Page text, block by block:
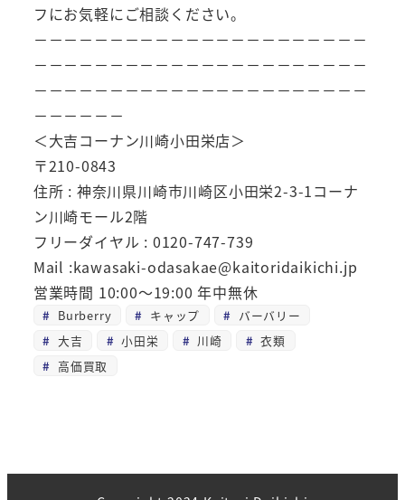
フにお気軽にご相談ください。
－－－－－－－－－－－－－－－－－－－－－－
－－－－－－－－－－－－－－－－－－－－－－
－－－－－－－－－－－－－－－－－－－－－－
－－－－－－
＜大吉コーナン川崎小田栄店＞
〒210-0843
住所 : 神奈川県川崎市川崎区小田栄2-3-1コーナ
ン川崎モール2階
フリーダイヤル : 0120-747-739
Mail :kawasaki-odasakae@kaitoridaikichi.jp
営業時間 10:00～19:00 年中無休
Burberry キャップ
バーバリー
大吉
小田栄 川崎
衣類
高価買取